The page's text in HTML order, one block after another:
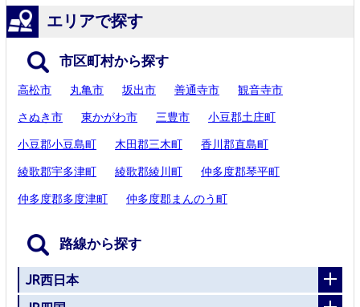
エリアで探す
市区町村から探す
高松市 丸亀市 坂出市 善通寺市 観音寺市
さぬき市 東かがわ市 三豊市 小豆郡土庄町
小豆郡小豆島町 木田郡三木町 香川郡直島町
綾歌郡宇多津町 綾歌郡綾川町 仲多度郡琴平町
仲多度郡多度津町 仲多度郡まんのう町
路線から探す
JR西日本